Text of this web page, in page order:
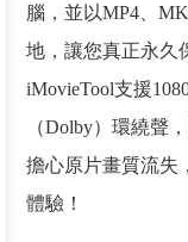
腦，並以MP4、
地，讓您真正永久
iMovieTool支援
（Dolby）環繞聲
擔心原片畫質流失
體驗！